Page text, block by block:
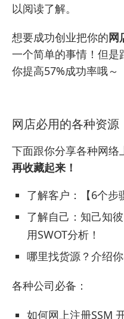
以阅读了解。
想要成功创业把你的网
一个简单的事情！但是
你提高57%成功率哦～
网店必用的各种资源
下面跟你分享各种网络
再收藏起来！
了解客户：【6个步
了解自己：知己知
用SWOT分析！
哪里找货源？介绍
各种公司必备：
如何网上注册SSM